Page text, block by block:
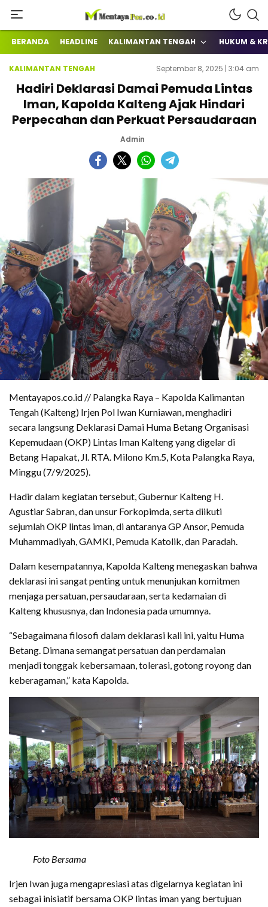
mentayapos.co.id
Terkini Mengabarkan
BERANDA HEADLINE KALIMANTAN TENGAH HUKUM &
KALIMANTAN TENGAH September 8, 2025 | 3:04 am
Hadiri Deklarasi Damai Pemuda Lintas
Iman, Kapolda Kalteng Ajak Hindari
Perpecahan dan Perkuat Persaudaraan
Admin
Mentayapos.co.id // Palangka Raya – Kapolda Kalimantan
Tengah (Kalteng) Irjen Pol Iwan Kurniawan, menghadiri
secara langsung Deklarasi Damai Huma Betang Organisasi
Kepemudaan (OKP) Lintas Iman Kalteng yang digelar di
Betang Hapakat, Jl. RTA. Milono Km.5, Kota Palangka Raya,
Minggu (7/9/2025).
Hadir dalam kegiatan tersebut, Gubernur Kalteng H.
Agustiar Sabran, dan unsur Forkopimda, serta diikuti
sejumlah OKP lintas iman, di antaranya GP Ansor, Pemuda
Muhammadiyah, GAMKI, Pemuda Katolik, dan Paradah.
Dalam kesempatannya, Kapolda Kalteng menegaskan bahwa
deklarasi ini sangat penting untuk menunjukan komitmen
menjaga persatuan, persaudaraan, serta kedamaian di
Kalteng khususnya, dan Indonesia pada umumnya.
“Sebagaimana filosofi dalam deklarasi kali ini, yaitu Huma
Betang. Dimana semangat persatuan dan perdamaian
menjadi tonggak kebersamaan, tolerasi, gotong royong dan
keberagaman,” kata Kapolda.
Foto Bersama
Irjen Iwan juga mengapresiasi atas digelarnya kegiatan ini
sebagai inisiatif bersama OKP lintas iman yang bertujuan